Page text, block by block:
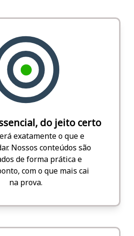
do jeito certo
exatamente o que e
Nossos conteúdos são
de forma prática e
com o que mais cai
na prova.